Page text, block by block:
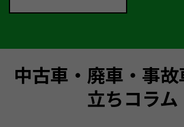
中古車・廃車・事
立ちコラム